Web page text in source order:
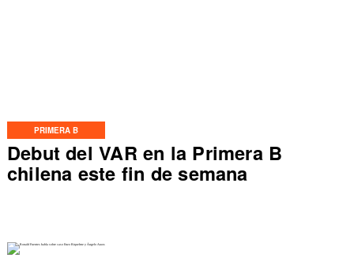
PRIMERA B
Debut del VAR en la Primera B
chilena este fin de semana